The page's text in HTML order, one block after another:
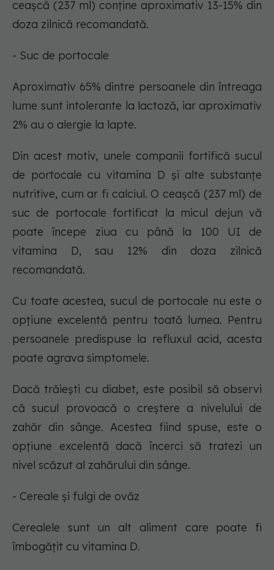
ceașcă (237 ml) conține aproximativ 13-15% din
doza zilnică recomandată.
- Suc de portocale
Aproximativ 65% dintre persoanele din întreaga
lume sunt intolerante la lactoză, iar aproximativ
2% au o alergie la lapte.
Din acest motiv, unele companii fortifică sucul
de portocale cu vitamina D și alte substanțe
nutritive, cum ar fi calciul. O ceașcă (237 ml) de
suc de portocale fortificat la micul dejun vă
poate începe ziua cu până la 100 UI de
vitamina D, sau 12% din doza zilnică
recomandată.
Cu toate acestea, sucul de portocale nu este o
opțiune excelentă pentru toată lumea. Pentru
persoanele predispuse la refluxul acid, acesta
poate agrava simptomele.
Dacă trăiești cu diabet, este posibil să observi
că sucul provoacă o creștere a nivelului de
zahăr din sânge. Acestea fiind spuse, este o
opțiune excelentă dacă încerci să tratezi un
nivel scăzut al zahărului din sânge.
- Cereale și fulgi de ovăz
Cerealele sunt un alt aliment care poate fi
îmbogățit cu vitamina D.